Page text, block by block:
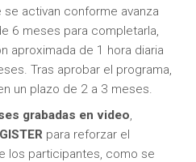
activan conforme avanza
6 meses para completarla,
aproximada de 1 hora diaria
Tras aprobar el programa,
un plazo de 2 a 3 meses.
grabadas en video
para reforzar el
los participantes, como se